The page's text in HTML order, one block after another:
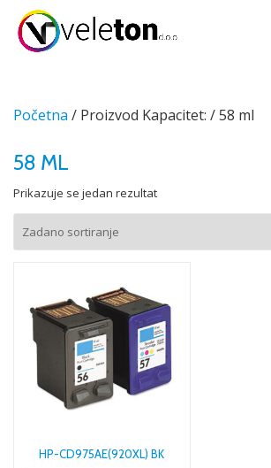
Skip
Početna / Proizvod Kapacitet: / 58 ml
58 ML
Prikazuje se jedan rezultat
HP-CD975AE(920XL) BK